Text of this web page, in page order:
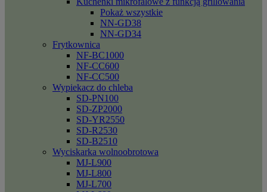
Pokaż wszystkie
NN-GD38
NN-GD34
Frytkownica
NF-BC1000
NF-CC600
NF-CC500
Wypiekacz do chleba
SD-PN100
SD-ZP2000
SD-YR2550
SD-R2530
SD-B2510
Wyciskarka wolnoobrotowa
MJ-L900
MJ-L800
MJ-L700